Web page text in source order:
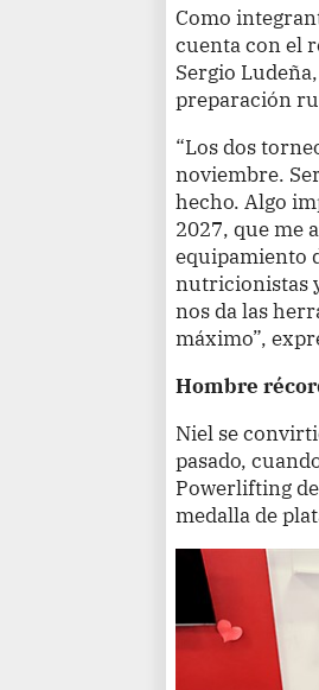
Como
cuenta con el
Sergio
preparación
“Los dos
noviembre.
hecho. Algo
2027, que me
equipamiento
nutricionistas
nos da las
máximo”,
Hombre
Niel se
pasado,
Powerlifting
medalla de